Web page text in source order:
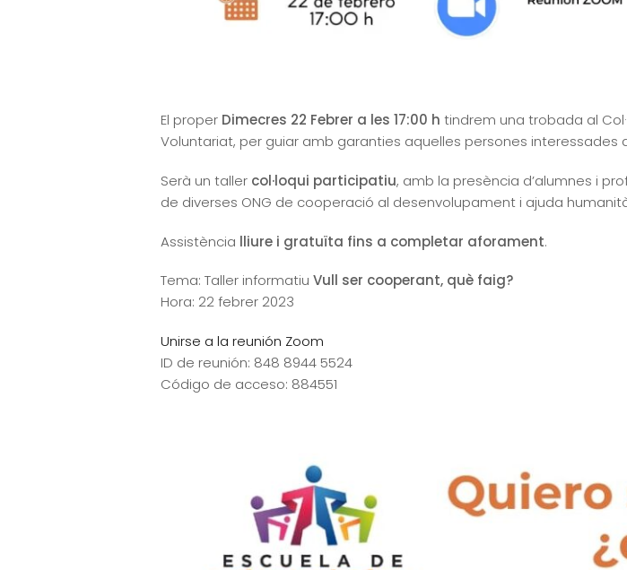
El proper Dimecres 22 Febrer a les 17:00 h tindrem una trobada al
Voluntariat, per guiar amb garanties aquelles persones interessades
Serà un taller col·loqui participatiu, amb la presència d’alumnes i
de diverses ONG de cooperació al desenvolupament i ajuda
Assistència lliure i gratuïta fins a completar aforament.
Tema: Taller informatiu Vull ser cooperant, què faig?
Hora: 22 febrer 2023
Unirse a la reunión Zoom
ID de reunión: 848 8944 5524
Código de acceso: 884551